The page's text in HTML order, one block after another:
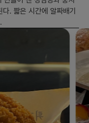
. 짧은 시간에 알짜배기